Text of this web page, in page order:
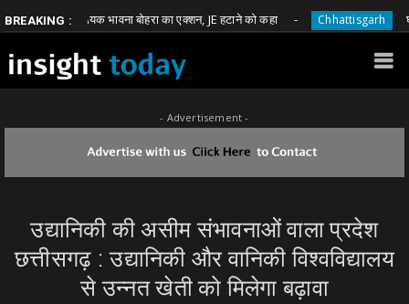
BREAKING :
भाजपा विधायक भावना बोहरा का एक्शन, JE हटाने को कहा Chhattisgarh घूस
- Advertisement -
उद्यानिकी की असीम संभावनाओं वाला प्रदेश
छत्तीसगढ़ : उद्यानिकी और वानिकी विश्वविद्यालय
से उन्नत खेती को मिलेगा बढ़ावा